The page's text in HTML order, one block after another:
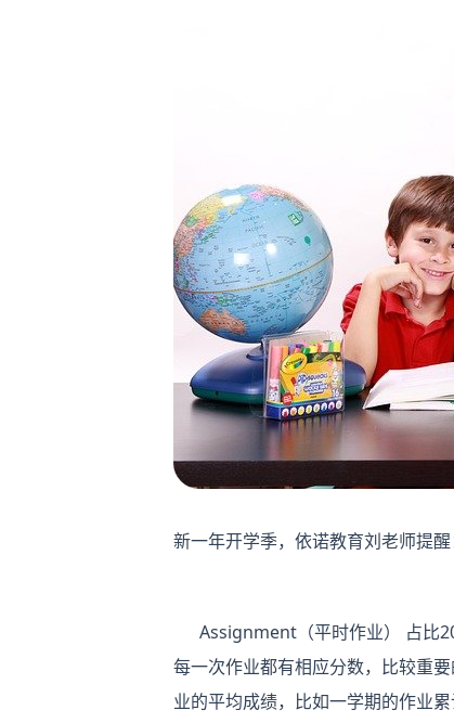
新一年开学季，依诺教育刘老师提醒
Assignment（平时作业） 占比
每一次作业都有相应分数，比较重
业的平均成绩，比如一学期的作业